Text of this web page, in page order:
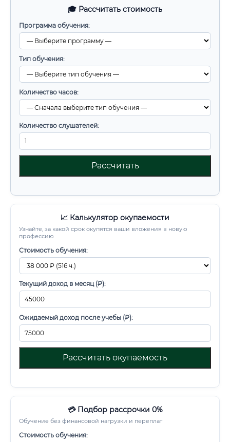
🎓 Рассчитать стоимость
Программа обучения:
Тип обучения:
Количество часов:
Количество слушателей:
Рассчитать
📈 Калькулятор окупаемости
Узнайте, за какой срок окупятся ваши вложения в новую
профессию
Стоимость обучения:
Текущий доход в месяц (₽):
Ожидаемый доход после учебы (₽):
Рассчитать окупаемость
💳 Подбор рассрочки 0%
Обучение без финансовой нагрузки и переплат
Стоимость обучения: